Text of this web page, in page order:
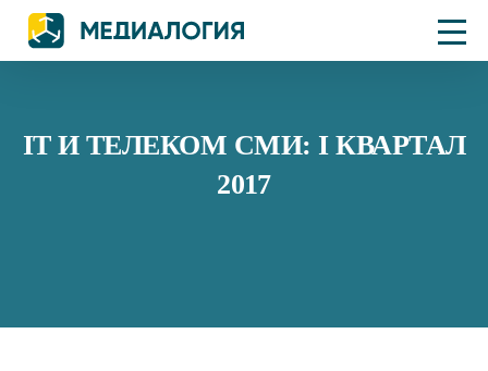
IT И ТЕЛЕКОМ СМИ: I КВАРТАЛ
2017